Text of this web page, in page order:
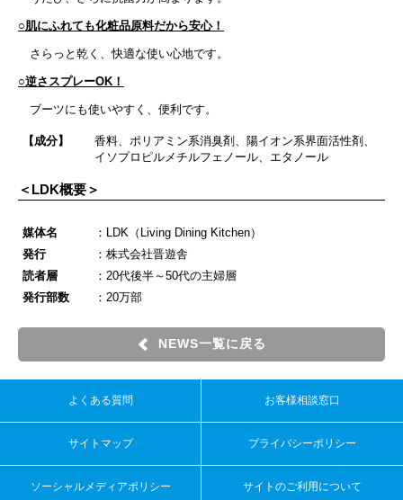
○肌にふれても化粧品原料だから安心！
さらっと乾く、快適な使い心地です。
○逆さスプレーOK！
ブーツにも使いやすく、便利です。
【成分】
香料、ポリアミン系消臭剤、陽イオン系界面活性剤、
イソプロピルメチルフェノール、エタノール
＜LDK概要＞
媒体名
：LDK（Living Dining Kitchen）
発行
：株式会社晋遊舎
読者層
：20代後半～50代の主婦層
発行部数
：20万部
NEWS一覧に戻る
よくある質問 お客様相談窓口
サイトマップ プライバシーポリシー
ソーシャルメディアポリシー サイトのご利用について